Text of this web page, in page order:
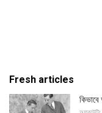
Fresh articles
কিভাবে